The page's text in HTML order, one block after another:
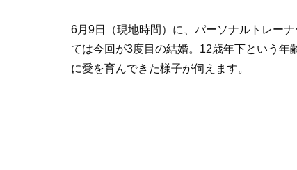
6月9日（現地時間）に、パーソナルトレー
ては今回が3度目の結婚。12歳年下という年
に愛を育んできた様子が伺えます。